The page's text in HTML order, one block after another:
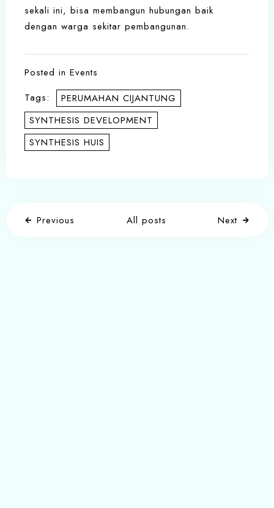
sekali ini, bisa membangun hubungan baik
dengan warga sekitar pembangunan.
Posted in Events
Tags:
PERUMAHAN CIJANTUNG
SYNTHESIS DEVELOPMENT
SYNTHESIS HUIS
Previous All posts Next